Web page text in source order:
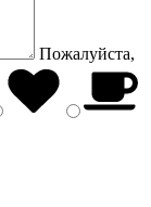
Пожалуйста,